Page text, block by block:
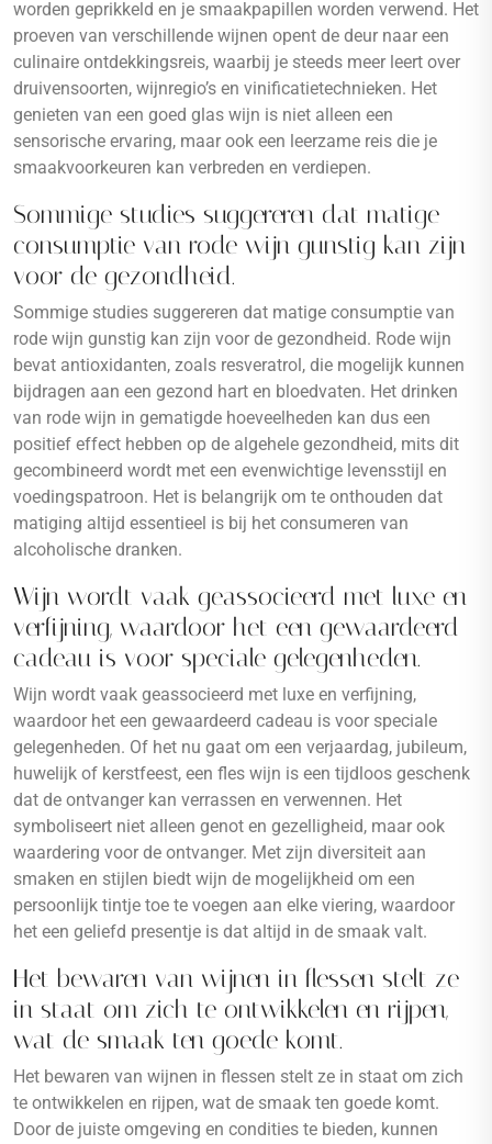
worden geprikkeld en je smaakpapillen worden verwend. Het
proeven van verschillende wijnen opent de deur naar een
culinaire ontdekkingsreis, waarbij je steeds meer leert over
druivensoorten, wijnregio’s en vinificatietechnieken. Het
genieten van een goed glas wijn is niet alleen een
sensorische ervaring, maar ook een leerzame reis die je
smaakvoorkeuren kan verbreden en verdiepen.
Sommige studies suggereren dat matige
consumptie van rode wijn gunstig kan zijn
voor de gezondheid.
Sommige studies suggereren dat matige consumptie van
rode wijn gunstig kan zijn voor de gezondheid. Rode wijn
bevat antioxidanten, zoals resveratrol, die mogelijk kunnen
bijdragen aan een gezond hart en bloedvaten. Het drinken
van rode wijn in gematigde hoeveelheden kan dus een
positief effect hebben op de algehele gezondheid, mits dit
gecombineerd wordt met een evenwichtige levensstijl en
voedingspatroon. Het is belangrijk om te onthouden dat
matiging altijd essentieel is bij het consumeren van
alcoholische dranken.
Wijn wordt vaak geassocieerd met luxe en
verfijning, waardoor het een gewaardeerd
cadeau is voor speciale gelegenheden.
Wijn wordt vaak geassocieerd met luxe en verfijning,
waardoor het een gewaardeerd cadeau is voor speciale
gelegenheden. Of het nu gaat om een verjaardag, jubileum,
huwelijk of kerstfeest, een fles wijn is een tijdloos geschenk
dat de ontvanger kan verrassen en verwennen. Het
symboliseert niet alleen genot en gezelligheid, maar ook
waardering voor de ontvanger. Met zijn diversiteit aan
smaken en stijlen biedt wijn de mogelijkheid om een
persoonlijk tintje toe te voegen aan elke viering, waardoor
het een geliefd presentje is dat altijd in de smaak valt.
Het bewaren van wijnen in flessen stelt ze
in staat om zich te ontwikkelen en rijpen,
wat de smaak ten goede komt.
Het bewaren van wijnen in flessen stelt ze in staat om zich
te ontwikkelen en rijpen, wat de smaak ten goede komt.
Door de juiste omgeving en condities te bieden, kunnen